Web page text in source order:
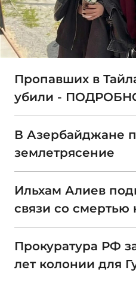
Пропавших в
убили -
В Азербайджане
землетрясение
Ильхам Алиев
связи со смертью
Прокуратура РФ
лет колонии для